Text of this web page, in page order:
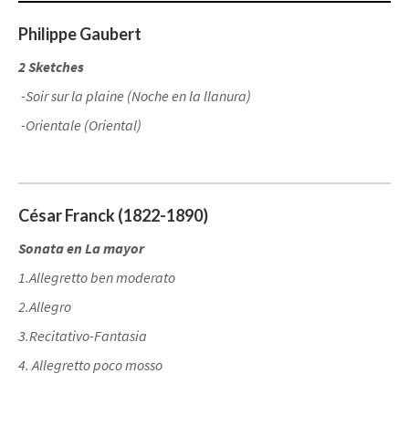
Philippe Gaubert
2 Sketches
-Soir sur la plaine (Noche en la llanura)
-Orientale (Oriental)
César Franck (1822-1890)
Sonata en La mayor
1.Allegretto ben moderato
2.Allegro
3.Recitativo-Fantasia
4. Allegretto poco mosso